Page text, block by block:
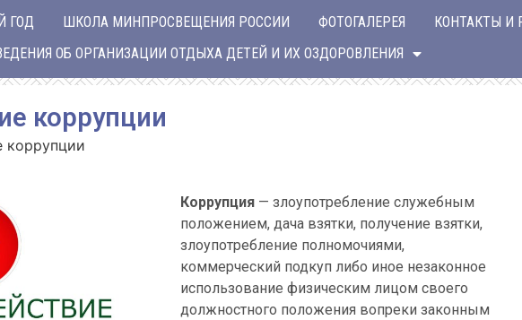
ГОД
ШКОЛА МИНПРОСВЕЩЕНИЯ РОССИИ ФОТОГАЛЕРЕЯ
КОНТАКТЫ И
ОБ ОРГАНИЗАЦИИ ОТДЫХА ДЕТЕЙ И ИХ ОЗДОРОВЛЕНИЯ
коррупции
коррупции
Коррупция — злоупотребление служебным
положением, дача взятки, получение взятки,
злоупотребление полномочиями,
коммерческий подкуп либо иное незаконное
использование физическим лицом своего
должностного положения вопреки законным